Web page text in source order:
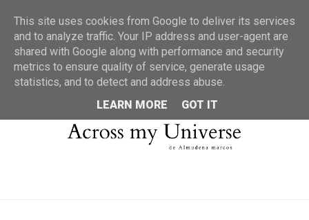
MENU
This site uses cookies from Google to deliver its services
and to analyze traffic. Your IP address and user-agent are
shared with Google along with performance and security
metrics to ensure quality of service, generate usage
statistics, and to detect and address abuse.
LEARN MORE
GOT IT